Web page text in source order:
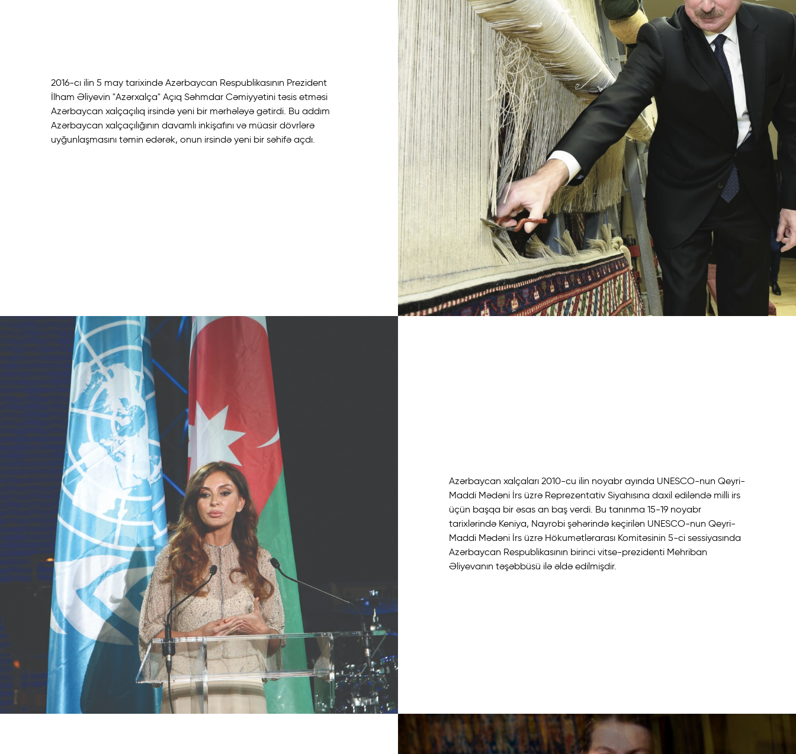
2016-cı ilin 5 may tarixində Azərbaycan Respublikasının Prezident
İlham Əliyevin "Azərxalça" Açıq Səhmdar Cəmiyyətini təsis etməsi
Azərbaycan xalçaçılıq irsində yeni bir mərhələyə gətirdi. Bu addım
Azərbaycan xalçaçılığının davamlı inkişafını və müasir dövrlərə
uyğunlaşmasını təmin edərək, onun irsində yeni bir səhifə açdı.
Azərbaycan xalçaları 2010-cu ilin noyabr ayında UNESCO-nun Qeyri-
Maddi Mədəni İrs üzrə Reprezentativ Siyahısına daxil ediləndə milli irs
üçün başqa bir əsas an baş verdi. Bu tanınma 15-19 noyabr
tarixlərində Keniya, Nayrobi şəhərində keçirilən UNESCO-nun Qeyri-
Maddi Mədəni İrs üzrə Hökumətlərarası Komitəsinin 5-ci sessiyasında
Azərbaycan Respublikasının birinci vitse-prezidenti Mehriban
Əliyevanın təşəbbüsü ilə əldə edilmişdir.